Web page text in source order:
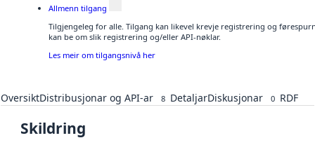
Allmenn tilgang
Tilgjengeleg for alle. Tilgang kan likevel krevje registrering og
kan be om slik registrering og/eller API-nøklar.
Les meir om tilgangsnivå her
OversiktDistribusjonar og API-ar 8 DetaljarDiskusjonar 0 RDF
Skildring